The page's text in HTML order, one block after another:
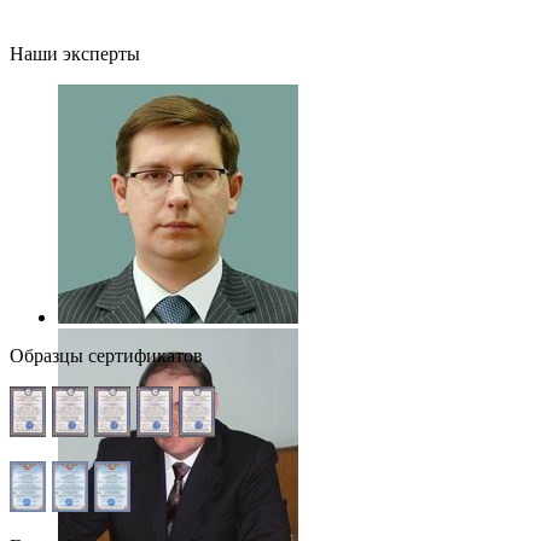
Наши эксперты
Образцы сертификатов